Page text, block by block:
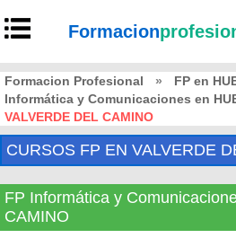
Formacion
Formacion Profesional » FP en
Informática y Comunicaciones en
VALVERDE DEL CAMINO
CURSOS FP EN VALVERDE
FP Informática y
CAMINO